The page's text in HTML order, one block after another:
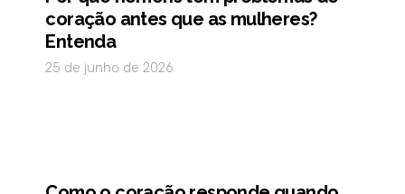
coração antes que as mulheres?
Entenda
25 de junho de 2026